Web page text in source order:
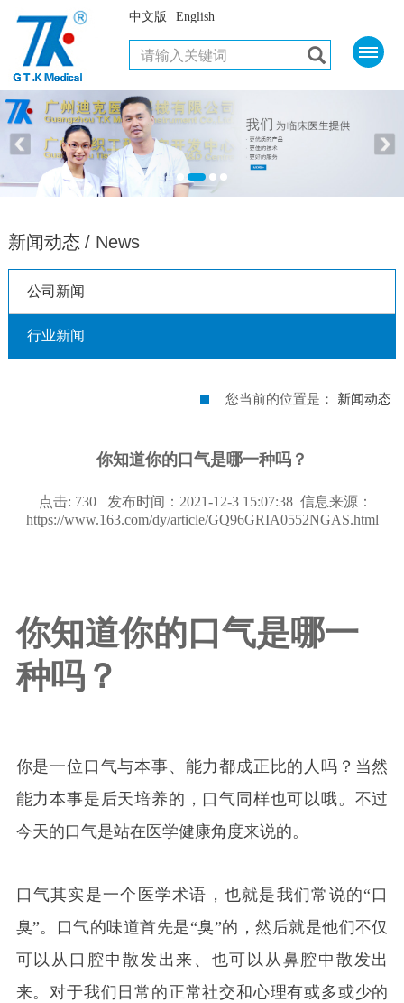
中文版 English
1 2 3 4
新闻动态 / News
公司新闻
行业新闻
您当前的位置是： 新闻动态
你知道你的口气是哪一种吗？
点击: 730 发布时间：2021-12-3 15:07:38 信息来源：
https://www.163.com/dy/article/GQ96GRIA0552NGAS.html
你知道你的口气是哪一
种吗？
你是一位口气与本事、能力都成正比的人吗？当然
能力本事是后天培养的，口气同样也可以哦。不过
今天的口气是站在医学健康角度来说的。
口气其实是一个医学术语，也就是我们常说的“口
臭”。口气的味道首先是“臭”的，然后就是他们不仅
可以从口腔中散发出来、也可以从鼻腔中散发出
来。对于我们日常的正常社交和心理有或多或少的